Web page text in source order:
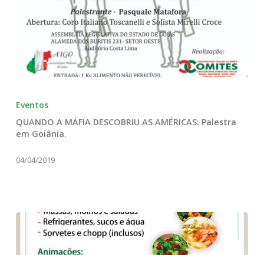
DESCOBRIU
AMÉRICAS:
Eventos
QUANDO A MÁFIA DESCOBRIU AS AMÉRICAS: Palestra
em Goiânia.
04/04/2019